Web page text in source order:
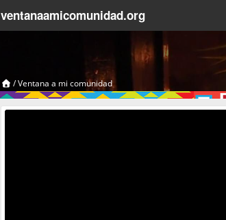
ventanaamicomunidad.org
/Ventana a mi comunidad